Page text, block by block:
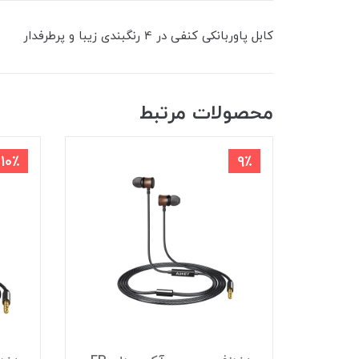
کابل پاوربانکی کنفی در 4 رنگبندی زیبا و پرطرفدار
محصولات مرتبط
9٪ 10٪